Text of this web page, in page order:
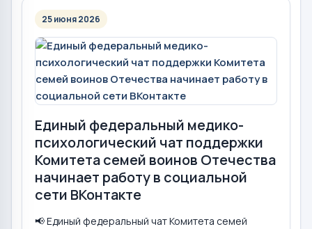
25 июня 2026
Единый федеральный медико-
психологический чат поддержки
Комитета семей воинов Отечества
начинает работу в социальной
сети ВКонтакте
📢 Единый федеральный чат Комитета семей